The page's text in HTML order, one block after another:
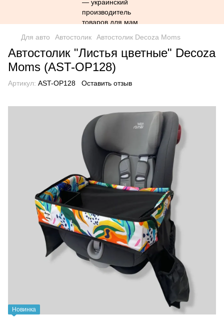
Для авто Автостолик Автостолик Decoza Moms
Автостолик "Листья цветные" Decoza
Moms (AST-OP128)
Артикул: AST-OP128 Оставить отзыв
Новинка